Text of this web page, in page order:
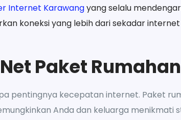
Internet Karawangyang selalu
koneksi yang lebih dari sekadar
Paket Rumahan
pentingnya kecepatan internet. Paket
Anda dan keluarga menikmati